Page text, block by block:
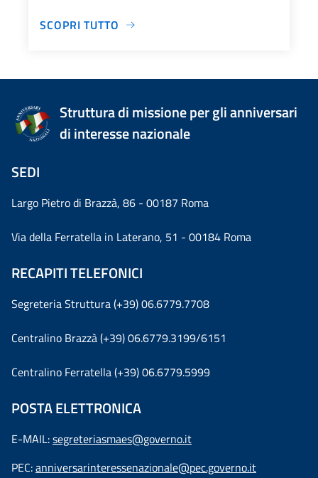
SCOPRI TUTTO
Struttura di missione per gli anniversari
di interesse nazionale
SEDI
Largo Pietro di Brazzà, 86 - 00187 Roma
Via della Ferratella in Laterano, 51 - 00184 Roma
RECAPITI TELEFONICI
Segreteria Struttura (+39) 06.6779.7708
Centralino Brazzà (+39) 06.6779.3199/6151
Centralino Ferratella (+39) 06.6779.5999
POSTA ELETTRONICA
E-MAIL:segreteriasmaes@governo.it
PEC:anniversarinteressenazionale@pec.governo.it